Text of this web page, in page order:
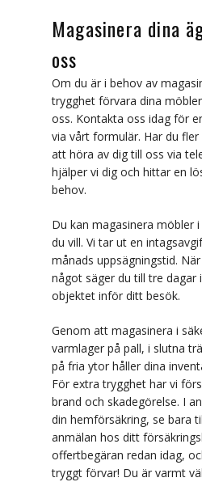
Offertförfrågan Företag
Offertförfrågan Privat
Allmänna bestämmelser
Om oss
Kontakt
Magasinera dina
oss
Om du är i behov av
trygghet förvara dina
oss. Kontakta oss idag för
via vårt formulär. Har du
att höra av dig till oss via
hjälper vi dig och hittar en
behov.
Du kan magasinera möbler
du vill. Vi tar ut en
månads uppsägningstid.
något säger du till tre dagar
objektet inför ditt besök.
Genom att magasinera i
varmlager på pall, i slutna
på fria ytor håller dina
För extra trygghet har vi
brand och skadegörelse. I
din hemförsäkring, se bara
anmälan hos ditt
offertbegäran redan idag,
tryggt förvar! Du är varmt